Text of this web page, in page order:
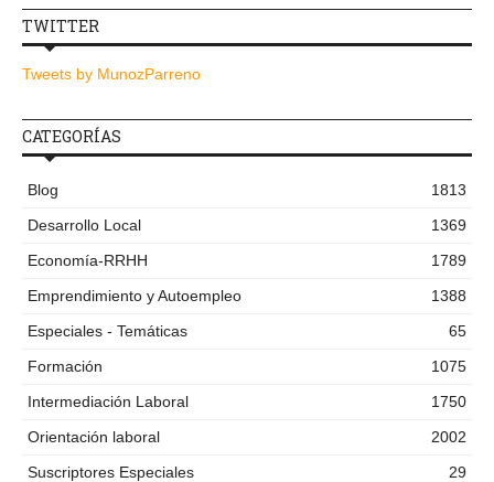
TWITTER
Tweets by MunozParreno
CATEGORÍAS
Blog
1813
Desarrollo Local
1369
Economía-RRHH
1789
Emprendimiento y Autoempleo
1388
Especiales - Temáticas
65
Formación
1075
Intermediación Laboral
1750
Orientación laboral
2002
Suscriptores Especiales
29